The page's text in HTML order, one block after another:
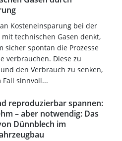
Kosteneinsparung bei der
technischen Gasen denkt,
sicher spontan die Prozesse
verbrauchen. Diese zu
den Verbrauch zu senken,
sinnvoll...
reproduzierbar spannen:
– aber notwendig: Das
Dünnblech im